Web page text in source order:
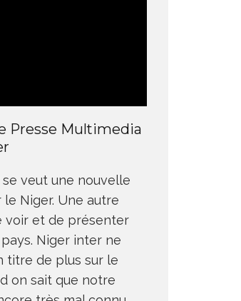
Presse Multimedia
veut une nouvelle
Niger. Une autre
voir et de présenter
Niger inter ne
titre de plus sur le
on sait que notre